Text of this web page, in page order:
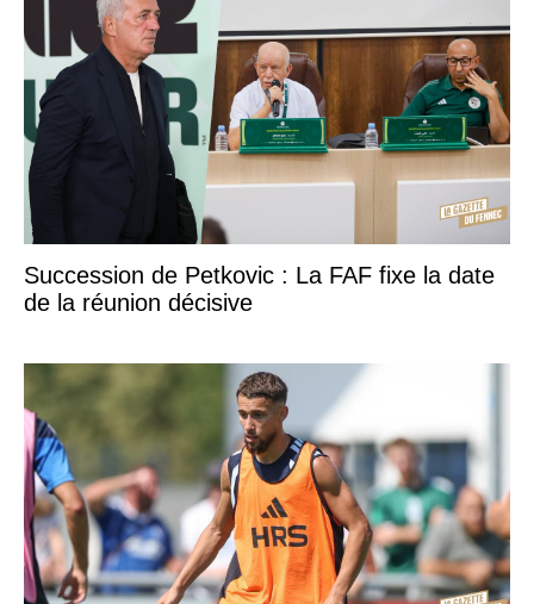
Succession de Petkovic : La FAF fixe la date
de la réunion décisive